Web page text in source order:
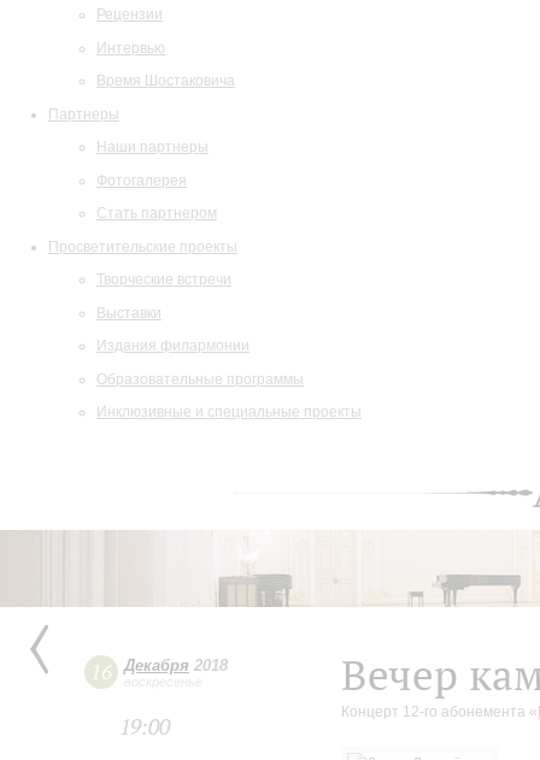
Рецензии
Интервью
Время Шостаковича
Партнеры
Наши партнеры
Фотогалерея
Стать партнером
Просветительские проекты
Творческие встречи
Выставки
Издания филармонии
Образовательные программы
Инклюзивные и специальные проекты
16 Декабря 2018
воскресенье
19:00
Вечер
Концерт 12-го абонемента «